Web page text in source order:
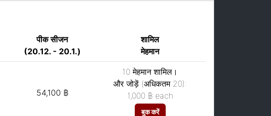
पीक सीजन
(20.12. - 20.1.)
शामिल
मेहमान
54,100 ฿
10 मेहमान शामिल।
और जोड़ें (अधिकतम 20):
1,000 ฿ each
बुक करें